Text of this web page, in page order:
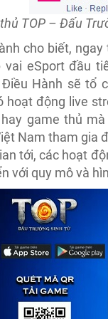
TOP – Đấu
cho biết,
vai eSport đầu
Điều Hành sẽ tổ
hoạt động live
game thủ
Nam tham gia
tới, các hoạt
với quy mô và